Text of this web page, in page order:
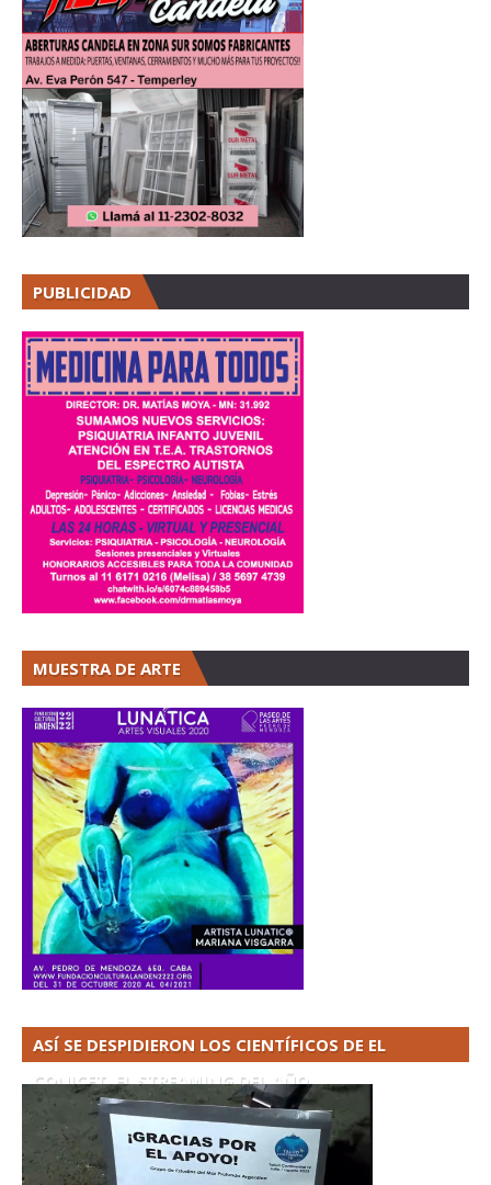
PUBLICIDAD
MUESTRA DE ARTE
ASÍ SE DESPIDIERON LOS CIENTÍFICOS DE EL
CONICET. EL STREAMING DEL AÑO